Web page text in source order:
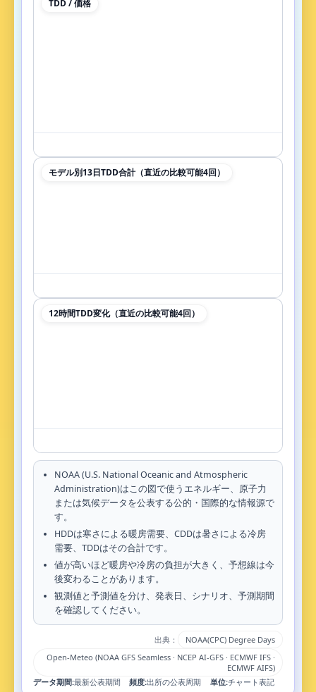
TDD / 価格
モデル別13日TDD合計（直近の比較可能4回）
12時間TDD変化（直近の比較可能4回）
NOAA (U.S. National Oceanic and Atmospheric
Administration)はこの図で使うエネルギー、原子力
または気候データを公表する公的・国際的な情報源で
す。
HDDは寒さによる暖房需要、CDDは暑さによる冷房
需要、TDDはその合計です。
値が高いほど暖房や冷房の負担が大きく、予想線は今
後変わることがあります。
観測値と予測値を分け、発表日、シナリオ、予測期間
を確認してください。
出典：
NOAA(CPC) Degree Days
Open-Meteo (NOAA GFS Seamless · NCEP AI-GFS · ECMWF IFS ·
ECMWF AIFS)
データ期間:最新公表期間 頻度:出所の公表周期 単位:チャート表記